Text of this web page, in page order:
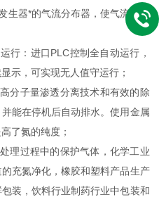
器*的气流分布器，使气流分布
：进口PLC控制全自动运行，
示，可实现无人值守运行；
子量渗透分离技术和有效的除
能在停机后自动排水。使用金属
了氮的纯度；
过程中的保护气体，化学工业
充氮净化，橡胶和塑料产品生产
装，饮料行业制药行业中包装和